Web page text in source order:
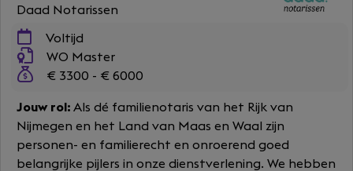
Daad Notarissen
Voltijd
WO Master
€ 3300 - € 6000
Jouw rol: Als dé familienotaris van het Rijk van
Nijmegen en het Land van Maas en Waal zijn
personen- en familierecht en onroerend goed
belangrijke pijlers in onze dienstverlening. We hebben